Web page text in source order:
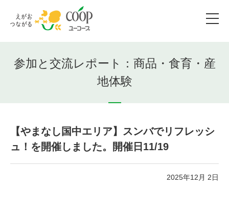
参加と交流レポート：商品・食育・産
地体験
【やまなし国中エリア】スンバでリフレッシ
ュ！を開催しました。開催日11/19
2025年12月 2日